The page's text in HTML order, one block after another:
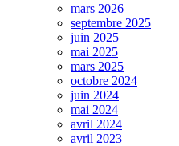
mars 2026
septembre 2025
juin 2025
mai 2025
mars 2025
octobre 2024
juin 2024
mai 2024
avril 2024
avril 2023